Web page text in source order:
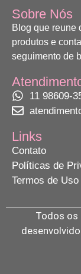
Sobre Nós
Blog que reune
produtos e
seguimento de
11 98609-
Links
Contato
Políticas de
Termos de Uso
Todos os